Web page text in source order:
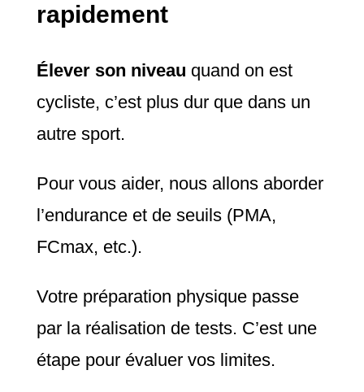
rapidement
Élever son niveau quand on est
cycliste, c’est plus dur que dans un
autre sport.
Pour vous aider, nous allons aborder
l’endurance et de seuils (PMA,
FCmax, etc.).
Votre préparation physique passe
par la réalisation de tests. C’est une
étape pour évaluer vos limites.